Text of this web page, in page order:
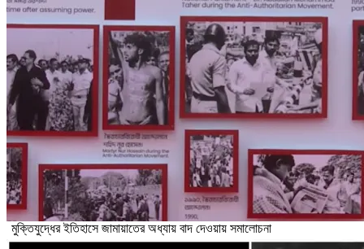
মুক্তিযুদ্ধের ইতিহাসে জামায়াতের অধ্যায় বাদ দেওয়ায় সমালোচনা